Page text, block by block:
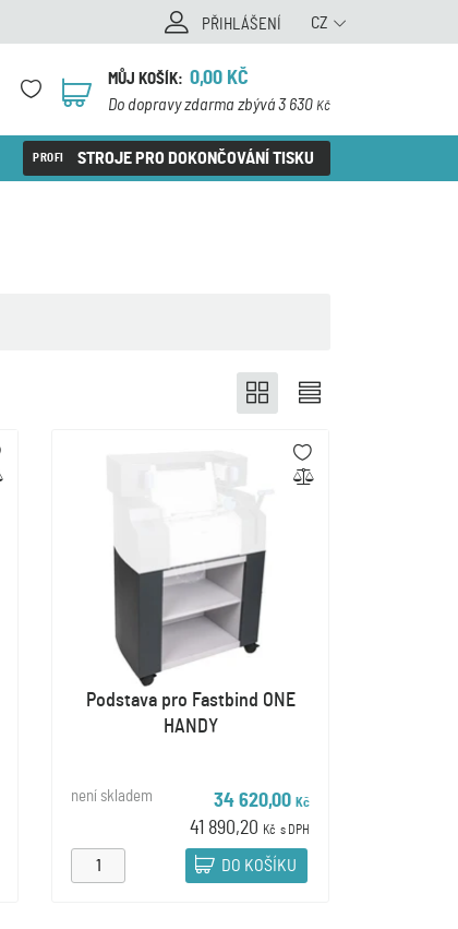
PŘIHLÁŠENÍ CZ
0
MŮJ KOŠÍK: 0,00 KČ
Do dopravy zdarma zbývá 3 630 Kč
STROJE PRO DOKONČOVÁNÍ TISKU
Podstava pro Fastbind ONE
HANDY
není skladem 34 620,00Kč
41 890,20 Kč s DPH
DO KOŠÍKU